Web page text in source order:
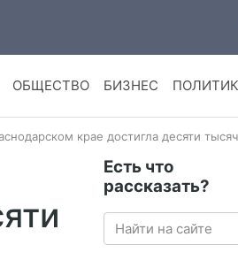
ОБЩЕСТВО БИЗНЕС
крае достигла десяти
Есть что
рассказать?